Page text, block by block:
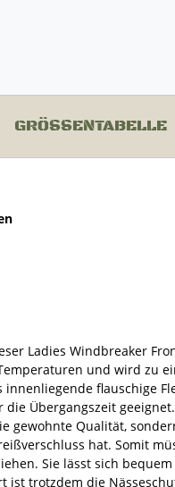
GRÖSSENTABELLE
Ladies Windbreaker
und wird zu
flauschige
Übergangszeit
gewohnte Qualität,
hat. Somit
Sie lässt sich
trotzdem die